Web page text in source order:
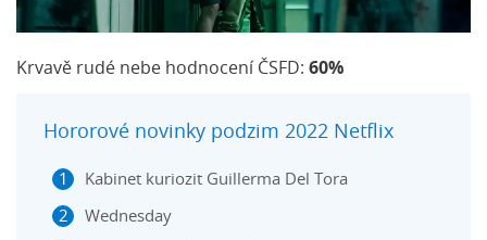
Krvavě rudé nebe hodnocení ČSFD: 60%
Hororové novinky podzim 2022 Netflix
Kabinet kuriozit Guillerma Del Tora
Wednesday